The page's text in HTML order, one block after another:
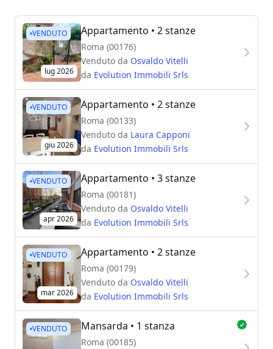
VENDUTO
lug 2026
Appartamento • 2 stanze
Roma (00176)
Venduto da Osvaldo Vitelli
da Evolution Immobili Srls
VENDUTO
giu 2026
Appartamento • 2 stanze
Roma (00133)
Venduto da Laura Capponi
da Evolution Immobili Srls
VENDUTO
apr 2026
Appartamento • 3 stanze
Roma (00181)
Venduto da Osvaldo Vitelli
da Evolution Immobili Srls
VENDUTO
mar 2026
Appartamento • 2 stanze
Roma (00179)
Venduto da Osvaldo Vitelli
da Evolution Immobili Srls
VENDUTO Mansarda • 1 stanza
Roma (00185)